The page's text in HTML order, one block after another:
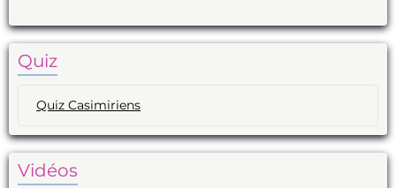
Quiz
Quiz Casimiriens
Vidéos